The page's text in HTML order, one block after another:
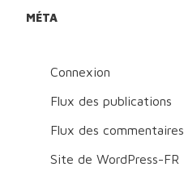
MÉTA
Connexion
Flux des publications
Flux des commentaires
Site de WordPress-FR